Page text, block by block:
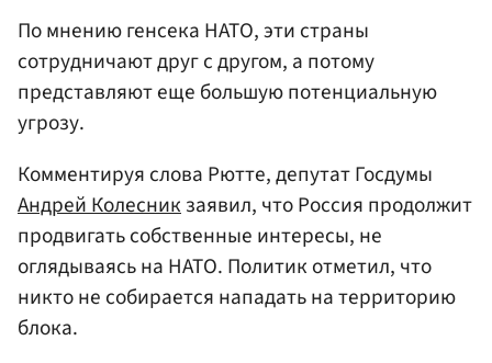
По мнению генсека НАТО, эти страны
сотрудничают друг с другом, а потому
представляют еще большую потенциальную
угрозу.
Комментируя слова Рютте, депутат Госдумы
Андрей Колесникзаявил, что Россия продолжит
продвигать собственные интересы, не
оглядываясь на НАТО. Политик отметил, что
никто не собирается нападать на территорию
блока.